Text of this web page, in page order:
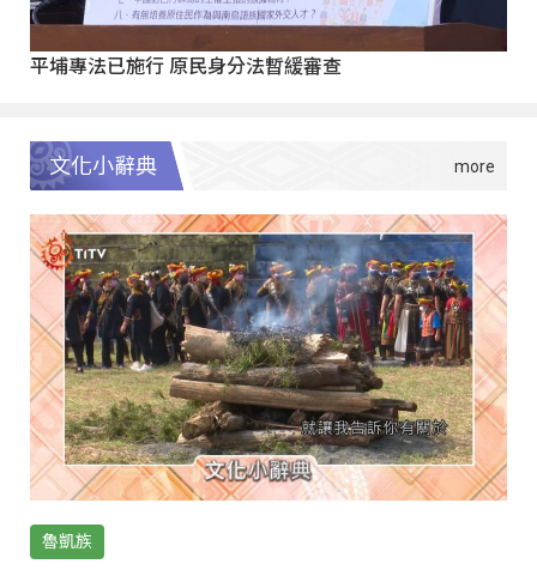
平埔專法已施行 原民身分法暫緩審查
文化小辭典
魯凱族